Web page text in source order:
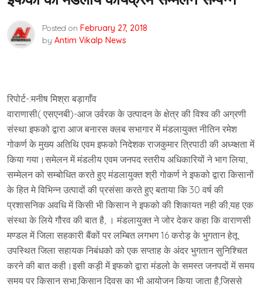
Posted on February 27, 2018
by Antim Vikalp News
रिपोर्ट-:मनीष मिश्रा बड़ागाँव
वाराणासी( एसएनबी)-आज उर्वरक के उत्पादन के क्षेत्र की विश्व की अग्रणी
संस्था इफको द्वारा आज बनारस क्लब सभागार में मंडलायुक्त नीतिन रमेश
गोकर्ण के मुख्य अतिथि एवम इफको निदेशक राजकुमार त्रिपाठी की अध्य्क्षता में
किया गया।समेलन में मंडलीय एवम जनपद स्तरीय अधिकारियों ने भाग लिया,
सम्मेलन को सम्बोधित करते हुए मंडलायुक्त श्री गोकर्ण ने इफको द्वारा किसानों
के हित मे विभिन्न उत्पादों की प्रसंसा करते हुए बताया कि 30 वर्ष की
प्रशासनिक अवधि में किसी भी किसान ने इफको की शिकायत नही की,यह एक
संस्था के लिये गौरव की बात है, । मंडलायुक्त ने जोर देकर कहा कि वाराणसी
मण्डल में जिला सहकारी बैंकों पर लम्बित लगभग 16 करोड़ के भुगतान हेतू
उपस्थित जिला सहायक निबंधको को एक सप्ताह के अंदर भुगतान सुनिश्चित
करने की बात कही।इसी कड़ी में इफको द्वारा मंडलो के समस्त जनपदों में समय
समय पर किसान सभा,किसान दिवस का भी आयोजन किया जाता है,जिससे